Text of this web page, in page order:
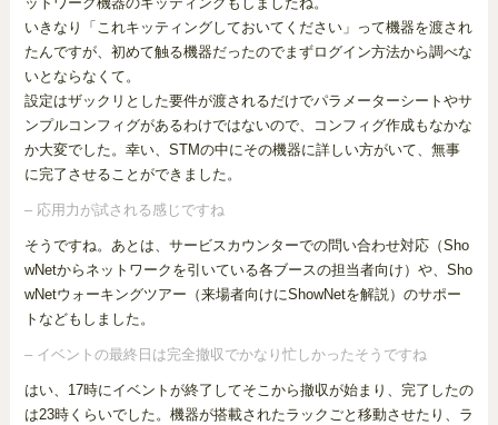
いきなり「これキッティングしておいてください」って機器を渡され
たんですが、初めて触る機器だったのでまずログイン方法から調べな
いとならなくて。
設定はザックリとした要件が渡されるだけでパラメーターシートやサ
ンプルコンフィグがあるわけではないので、コンフィグ作成もなかな
か大変でした。幸い、STMの中にその機器に詳しい方がいて、無事
に完了させることができました。
– 応用力が試される感じですね
そうですね。あとは、サービスカウンターでの問い合わせ対応（Sho
wNetからネットワークを引いている各ブースの担当者向け）や、Sho
wNetウォーキングツアー（来場者向けにShowNetを解説）のサポー
トなどもしました。
– イベントの最終日は完全撤収でかなり忙しかったそうですね
はい、17時にイベントが終了してそこから撤収が始まり、完了したの
は23時くらいでした。機器が搭載されたラックごと移動させたり、ラ